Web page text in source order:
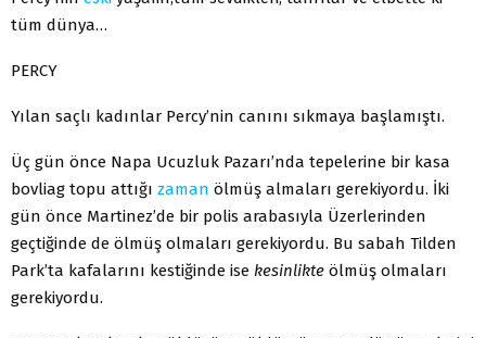
tüm dünya…
PERCY
Yılan saçlı kadınlar Percy’nin canını sıkmaya başlamıştı.
Üç gün önce Napa Ucuzluk Pazarı’nda tepelerine bir kasa
bovliag topu attığı zaman ölmüş almaları gerekiyordu. İki
gün önce Martinez’de bir polis arabasıyla Üzerlerinden
geçtiğinde de ölmüş olmaları gerekiyordu. Bu sabah Tilden
Park’ta kafalarını kestiğinde ise kesinlikte ölmüş olmaları
gerekiyordu.